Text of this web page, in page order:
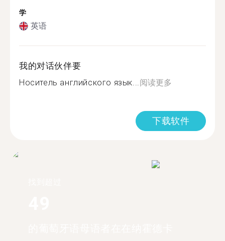
学
英语
我的对话伙伴要
Носитель английского язык...阅读更多
下载软件